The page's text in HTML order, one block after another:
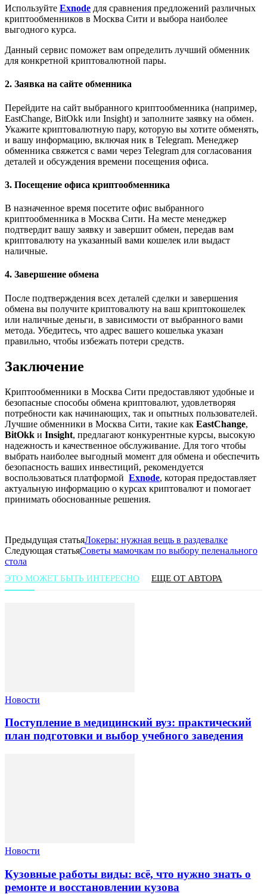
Используйте Exnode для сравнения предложений различных
криптообменников в Москва Сити и выбора наиболее
выгодного курса.
Данный сервис поможет вам определить лучший обменник
для конкретной криптовалютной пары.
2. Заявка на сайте обменника
Перейдите на сайт выбранного криптообменника (например,
EastChange, BitOkk или Insight) и заполните заявку на обмен.
Укажите криптовалютную пару, которую вы хотите обменять,
и вашу информацию, включая ник в Telegram. Менеджер
обменника свяжется с вами через Telegram для согласования
деталей и обсуждения времени посещения офиса.
3. Посещение офиса криптообменника
В назначенное время посетите офис выбранного
криптообменника в Москва Сити. На месте менеджер
подтвердит вашу заявку и завершит обмен, передав вам
криптовалюту на указанный вами кошелек или выдаст
наличные.
4. Завершение обмена
После подтверждения всех деталей сделки и завершения
обмена вы получите криптовалюту на ваш криптокошелек
или наличные деньги, в зависимости от выбранного вами
метода. Убедитесь, что адрес вашего кошелька указан
правильно, чтобы избежать потери средств.
Заключение
Криптообменники в Москва Сити предоставляют удобные и
безопасные способы обмена криптовалют, удовлетворяя
потребности как начинающих, так и опытных пользователей.
Лучшие обменники в Москва Сити, такие как EastChange,
BitOkk и Insight, предлагают конкурентные курсы, высокую
надежность и качественное обслуживание. Для того чтобы
выбрать наиболее выгодный момент для обмена и обеспечить
безопасность ваших инвестиций, рекомендуется
воспользоваться платформой Exnode, которая предоставляет
актуальную информацию о курсах криптовалют и помогает
принимать обоснованные решения.
Предыдущая статьяЛокеры: нужная вещь в раздевалке
Следующая статьяСоветы мамочкам по выбору пеленального
стола
ЭТО МОЖЕТ БЫТЬ ИНТЕРЕСНО ЕЩЕ ОТ АВТОРА
Новости
Поступление в медицинский вуз: практический
план подготовки и выбор учебного заведения
Новости
Кузовные работы виды: всё, что нужно знать о
ремонте и восстановлении кузова